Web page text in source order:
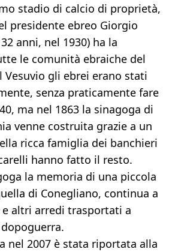
stadio di calcio di proprietà,
presidente ebreo Giorgio
anni, nel 1930) ha la
le comunità ebraiche del
Vesuvio gli ebrei erano stati
senza praticamente fare
ma nel 1863 la sinagoga di
venne costruita grazie a un
ricca famiglia dei banchieri
hanno fatto il resto.
la memoria di una piccola
di Conegliano, continua a
e altri arredi trasportati a
nel 2007 è stata riportata alla